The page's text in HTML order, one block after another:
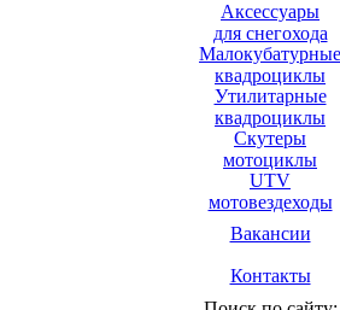
Аксессуары
для снегохода
Малокубатурные
квадроциклы
Утилитарные
квадроциклы
Скутеры
мотоциклы
UTV
мотовездеходы
Вакансии
Контакты